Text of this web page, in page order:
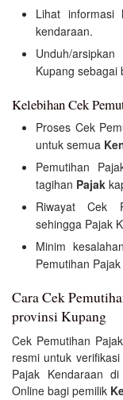
Lihat informasi
kendaraan.
Unduh/
Kupang sebagai
Kelebihan Cek
Proses Cek
untuk semua
Pemutihan
tagihan Pajak
Riwayat Cek
sehingga Pajak
Minim
Pemutihan
Cara Cek
provinsi Kupang
Cek Pemutihan
resmi untuk
Pajak Kendaraan
Online bagi pemilik